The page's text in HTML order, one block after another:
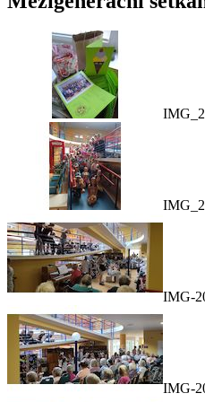
IMG-
IMG-